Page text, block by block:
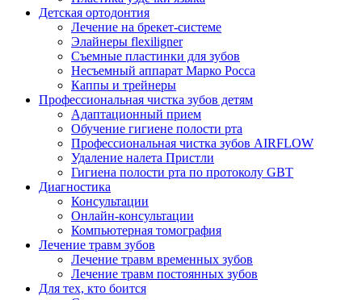
Детская ортодонтия
Лечение на брекет-системе
Элайнеры flexiligner
Съемные пластинки для зубов
Несъемный аппарат Марко Росса
Каппы и трейнеры
Профессиональная чистка зубов детям
Адаптационный прием
Обучение гигиене полости рта
Профессиональная чистка зубов AIRFLOW
Удаление налета Пристли
Гигиена полости рта по протоколу GBT
Диагностика
Консультации
Онлайн-консультации
Компьютерная томография
Лечение травм зубов
Лечение травм временных зубов
Лечение травм постоянных зубов
Для тех, кто боится